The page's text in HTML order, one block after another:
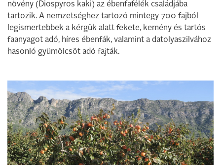
növény (Diospyros kaki) az ébenfafélék családjába
tartozik. A nemzetséghez tartozó mintegy 700 fajból
legismertebbek a kérgük alatt fekete, kemény és tartós
faanyagot adó, híres ébenfák, valamint a datolyaszilvához
hasonló gyümölcsöt adó fajták.